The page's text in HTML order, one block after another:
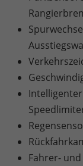
Fahrer-